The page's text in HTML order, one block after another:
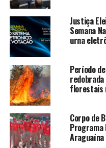
Justiça
Semana
urna
Período
florestais
Corpo de
Programa
Araguaína